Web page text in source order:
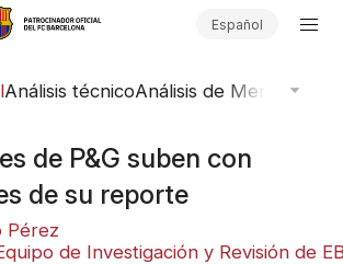
Español
Análisis técnicoAnálisis de Mercado
de P&G suben con
de su reporte
Pérez
de Investigación y Revisión de